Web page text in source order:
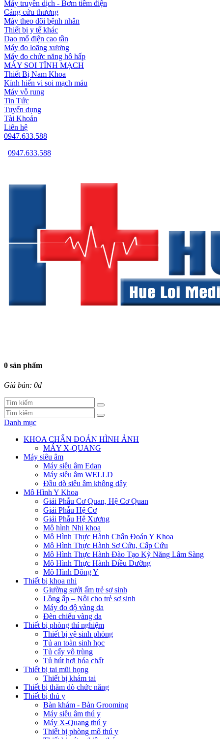
Máy truyền dịch - Bơm tiêm điện
Cáng cứu thương
Máy theo dõi bệnh nhân
Thiết bị y tế khác
Dao mổ điện cao tần
Máy đo loãng xương
Máy đo chức năng hô hấp
MÁY SOI TĨNH MẠCH
Thiết Bị Nam Khoa
Kính hiển vi soi mạch máu
Máy vỗ rung
Tin Tức
Tuyển dụng
Tài Khoản
Liên hệ
0947.633.588
0947.633.588
0 sản phẩm
Giá bán: 0đ
Danh mục
KHOA CHẨN ĐOÁN HÌNH ẢNH
MÁY X-QUANG
Máy siêu âm
Máy siêu âm Edan
Máy siêu âm WELLD
Đầu dò siêu âm không dây
Mô Hình Y Khoa
Giải Phẫu Cơ Quan, Hệ Cơ Quan
Giải Phẫu Hệ Cơ
Giải Phẫu Hệ Xương
Mô hình Nhi khoa
Mô Hình Thực Hành Chẩn Đoán Y Khoa
Mô Hình Thực Hành Sơ Cứu, Cấp Cứu
Mô Hình Thực Hành Đào Tạo Kỹ Năng Lâm Sàng
Mô Hình Thực Hành Điều Dưỡng
Mô Hình Đông Y
Thiết bị khoa nhi
Giường sưởi ấm trẻ sơ sinh
Lồng ấp – Nôi cho trẻ sơ sinh
Máy đo độ vàng da
Đèn chiếu vàng da
Thiết bị phòng thí nghiệm
Thiết bị vệ sinh phòng
Tủ an toàn sinh học
Tủ cấy vô trùng
Tủ hút hơi hóa chất
Thiết bị tai mũi họng
Thiết bị khám tai
Thiết bị thăm dò chức năng
Thiết bị thú y
Bàn khám - Bàn Grooming
Máy siêu âm thú y
Máy X-Quang thú y
Thiết bị phòng mổ thú y